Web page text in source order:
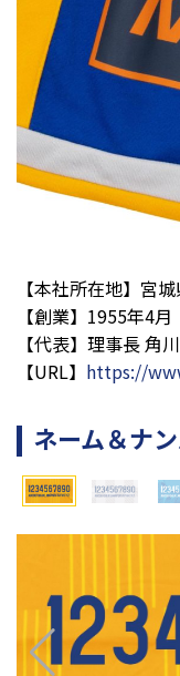
【本社所在地】宮
【創業】1955年4月
【代表】理事長 角
【URL】 https://
ネーム＆ナ